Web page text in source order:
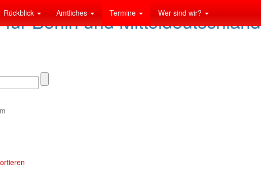
Rückblick Amtliches Termine Wer sind wir?
Berlin und Mitteldeutschland